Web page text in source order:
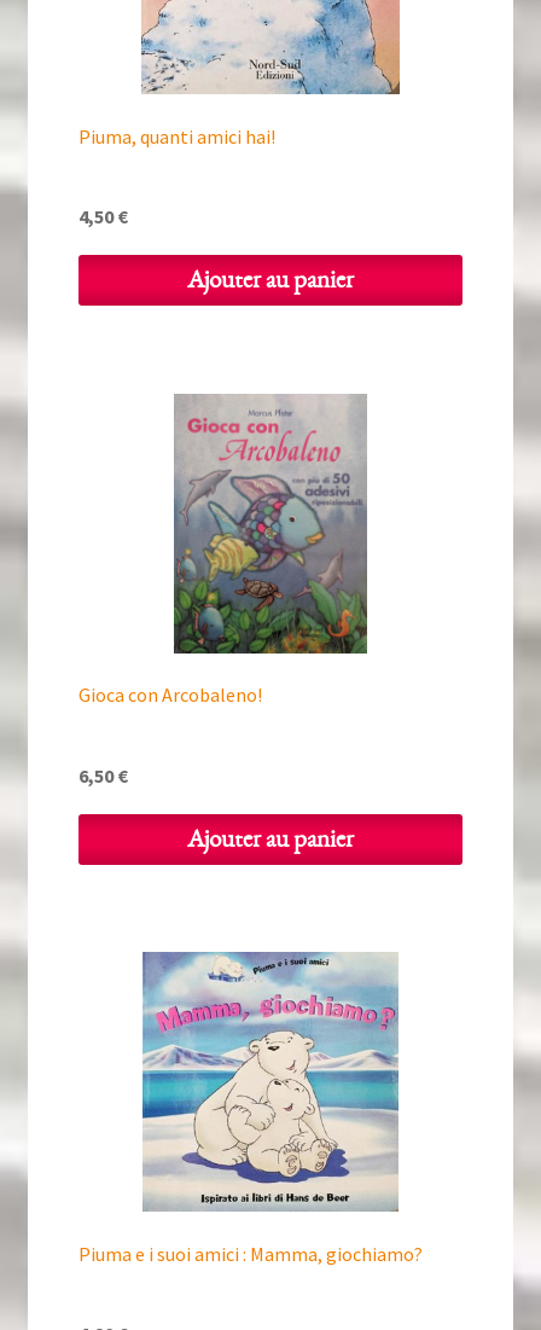
Piuma, quanti amici hai!
4,50€
Ajouter au panier
Gioca con Arcobaleno!
6,50€
Ajouter au panier
Piuma e i suoi amici : Mamma, giochiamo?